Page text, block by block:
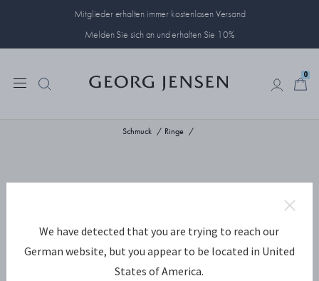
Mitglieder erhalten immer kostenlosen Versand
Melden Sie sich an und erhalten Sie 10%
0
Schmuck Ringe
We have detected that you are trying to reach our
German website, but you appear to be located in United
States of America.